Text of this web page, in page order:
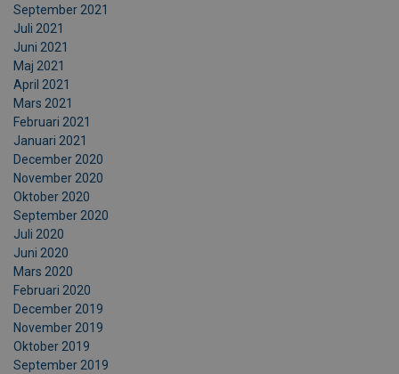
September 2021
Juli 2021
Juni 2021
Maj 2021
April 2021
Mars 2021
Februari 2021
Januari 2021
December 2020
November 2020
Oktober 2020
September 2020
Juli 2020
Juni 2020
Mars 2020
Februari 2020
December 2019
November 2019
Oktober 2019
September 2019